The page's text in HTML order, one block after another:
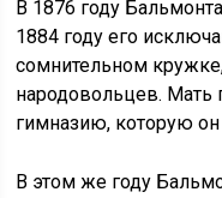
В 1876 году
1884 году его
сомнительном
народовольцев. Мать
гимназию, которую он
В этом же году